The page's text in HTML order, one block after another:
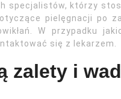
specjalistów, którzy
pielęgnacji po
W przypadku
się z lekarzem.
zalety i